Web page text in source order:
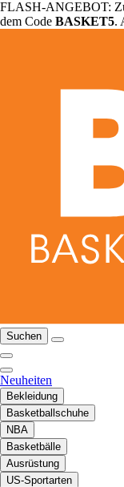
FLASH-ANGEBOT:
dem Code BASKET5.
Suchen
Neuheiten
Bekleidung
Basketballschuhe
NBA
Basketbälle
Ausrüstung
US-Sportarten